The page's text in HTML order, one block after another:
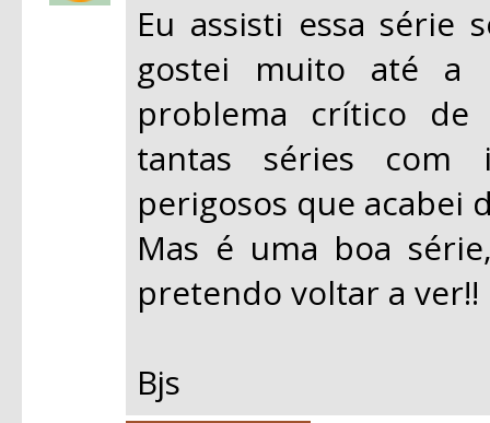
Eu assisti essa série
gostei muito até a
problema crítico
tantas séries com
perigosos que acabei
Mas é uma boa
pretendo voltar a ver!!
Bjs